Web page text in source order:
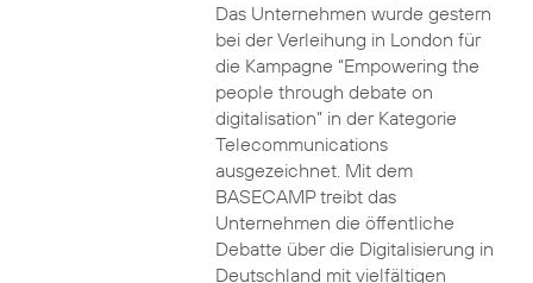
Das Unternehmen wurde gestern
bei der Verleihung in London für
die Kampagne “Empowering the
people through debate on
digitalisation” in der Kategorie
Telecommunications
ausgezeichnet. Mit dem
BASECAMP treibt das
Unternehmen die öffentliche
Debatte über die Digitalisierung in
Deutschland mit vielfältigen